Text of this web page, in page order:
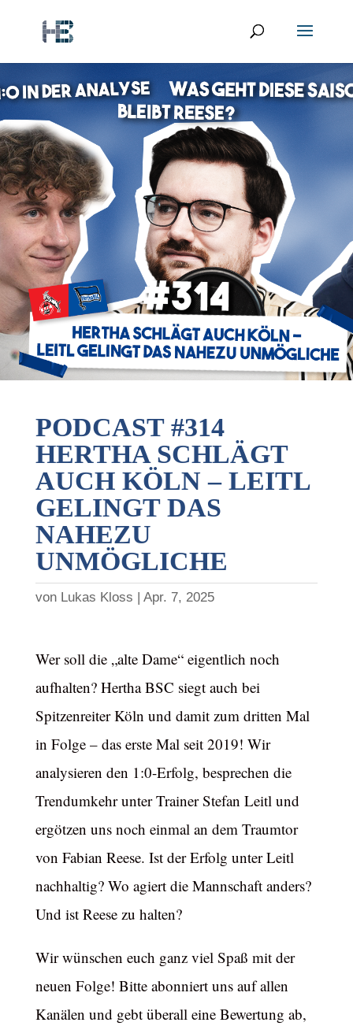
PODCAST #314
HERTHA SCHLÄGT
AUCH KÖLN – LEITL
GELINGT DAS
NAHEZU
UNMÖGLICHE
von Lukas Kloss Apr. 7, 2025
Wer soll die „alte Dame“ eigentlich noch
aufhalten? Hertha BSC siegt auch bei
Spitzenreiter Köln und damit zum dritten Mal
in Folge – das erste Mal seit 2019! Wir
analysieren den 1:0-Erfolg, besprechen die
Trendumkehr unter Trainer Stefan Leitl und
ergötzen uns noch einmal an dem Traumtor
von Fabian Reese. Ist der Erfolg unter Leitl
nachhaltig? Wo agiert die Mannschaft anders?
Und ist Reese zu halten?
Wir wünschen euch ganz viel Spaß mit der
neuen Folge! Bitte abonniert uns auf allen
Kanälen und gebt überall eine Bewertung ab,